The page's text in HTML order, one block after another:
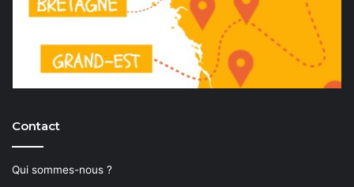
Contact
Qui sommes-nous ?